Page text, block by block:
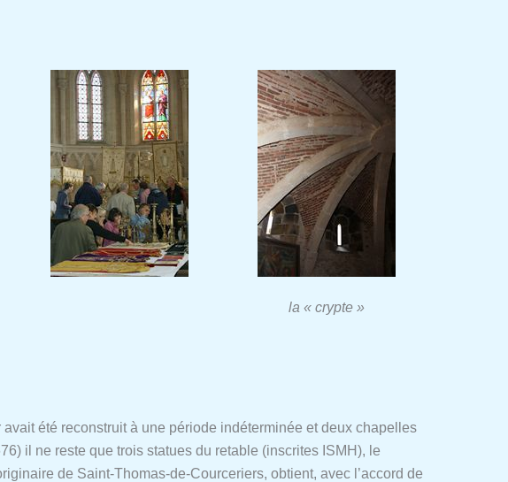
la « crypte »
été reconstruit à une période indéterminée et deux chapelles
il ne reste que trois statues du retable (inscrites ISMH), le
de Saint-Thomas-de-Courceriers, obtient, avec l’accord de